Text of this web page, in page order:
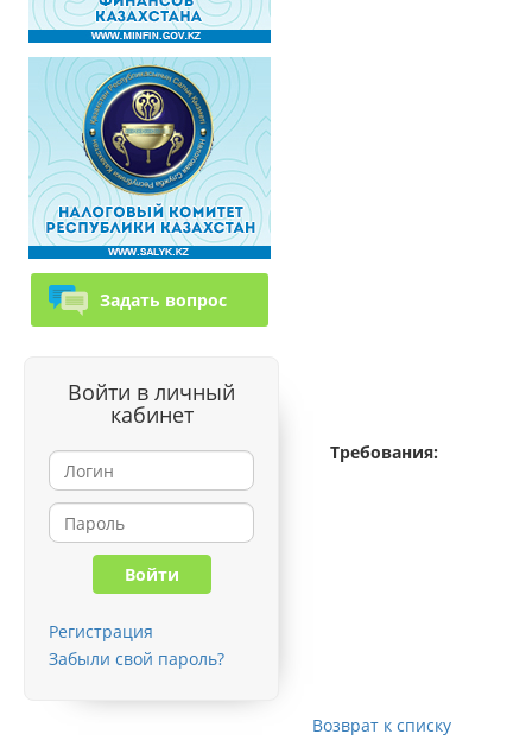
Задать вопрос
Войти в личный
кабинет
Регистрация
Забыли свой пароль?
Требования:
Возврат к списку